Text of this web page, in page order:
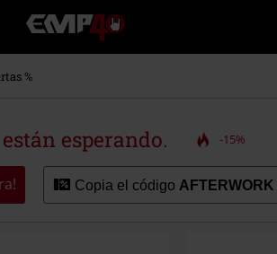
EMP
-
Música,
Merch
Ropa
Alternativa
%
esperando. -15%
Copia el código AFTERWORK